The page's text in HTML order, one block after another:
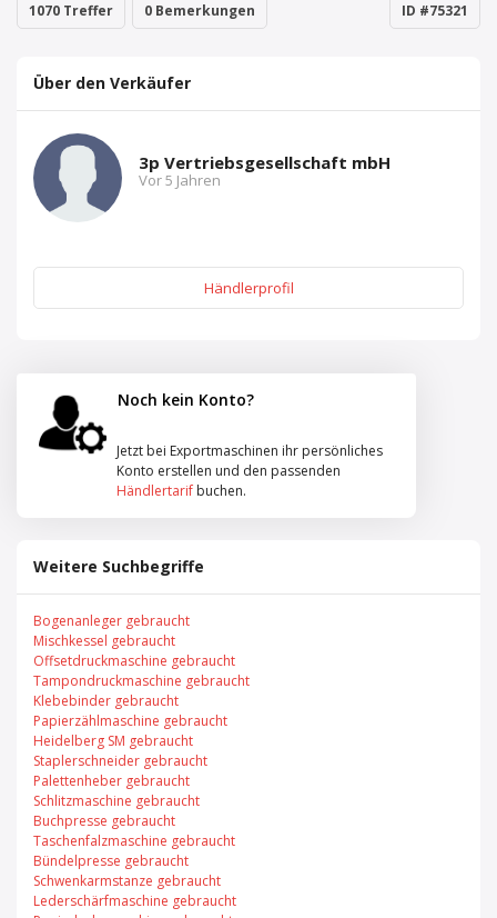
1070 Treffer 0 Bemerkungen ID #75321
Über den Verkäufer
3p Vertriebsgesellschaft mbH
Vor 5 Jahren
Händlerprofil
Noch kein Konto?
Jetzt bei Exportmaschinen ihr persönliches
Konto erstellen und den passenden
Händlertarif buchen.
Weitere Suchbegriffe
Bogenanleger gebraucht
Mischkessel gebraucht
Offsetdruckmaschine gebraucht
Tampondruckmaschine gebraucht
Klebebinder gebraucht
Papierzählmaschine gebraucht
Heidelberg SM gebraucht
Staplerschneider gebraucht
Palettenheber gebraucht
Schlitzmaschine gebraucht
Buchpresse gebraucht
Taschenfalzmaschine gebraucht
Bündelpresse gebraucht
Schwenkarmstanze gebraucht
Lederschärfmaschine gebraucht